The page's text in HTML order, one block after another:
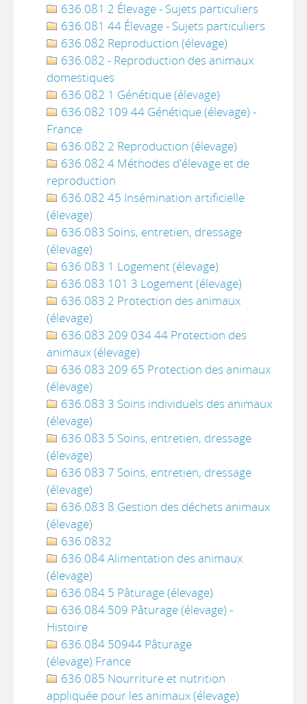
636.081 2 Élevage - Sujets particuliers
636.081 44 Élevage - Sujets particuliers
636.082 Reproduction (élevage)
636.082 - Reproduction des animaux
domestiques
636.082 1 Génétique (élevage)
636.082 109 44 Génétique (élevage) -
France
636.082 2 Reproduction (élevage)
636.082 4 Méthodes d'élevage et de
reproduction
636.082 45 Insémination artificielle
(élevage)
636.083 Soins, entretien, dressage
(élevage)
636.083 1 Logement (élevage)
636.083 101 3 Logement (élevage)
636.083 2 Protection des animaux
(élevage)
636.083 209 034 44 Protection des
animaux (élevage)
636.083 209 65 Protection des animaux
(élevage)
636.083 3 Soins individuels des animaux
(élevage)
636.083 5 Soins, entretien, dressage
(élevage)
636.083 7 Soins, entretien, dressage
(élevage)
636.083 8 Gestion des déchets animaux
(élevage)
636.0832
636.084 Alimentation des animaux
(élevage)
636.084 5 Pâturage (élevage)
636.084 509 Pâturage (élevage) -
Histoire
636.084 50944 Pâturage
(élevage):France
636.085 Nourriture et nutrition
appliquée pour les animaux (élevage)